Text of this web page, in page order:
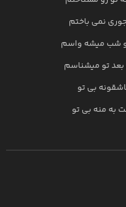
نمی باختم
شب میشه واسم
تو میشناسم
بی تو
به منه بی تو